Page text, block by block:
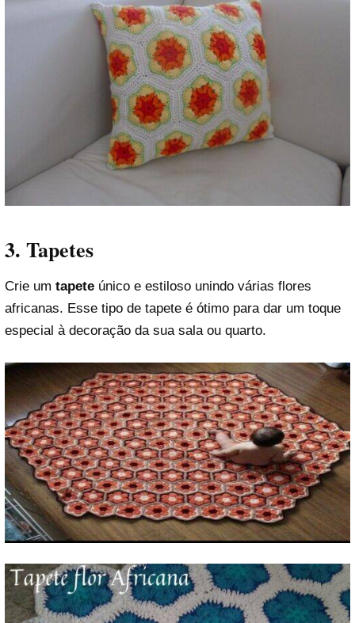
3. Tapetes
Crie um tapete único e estiloso unindo várias flores
africanas. Esse tipo de tapete é ótimo para dar um toque
especial à decoração da sua sala ou quarto.